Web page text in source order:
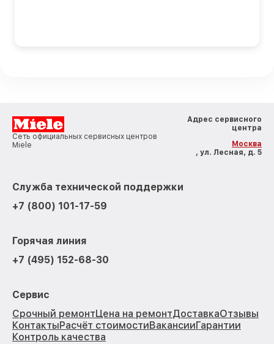
Сеть официальных сервисных центров
Miele
Адрес сервисного
центра
Москва
, ул. Лесная, д. 5
Служба технической поддержки
+7 (800) 101-17-59
Горячая линия
+7 (495) 152-68-30
Сервис
Срочный ремонтЦена на ремонтДоставкаОтзывы
КонтактыРасчёт стоимостиВакансииГарантии
Контроль качества